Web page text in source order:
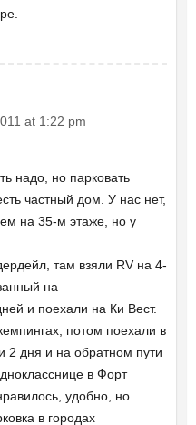
at 1:22 pm
надо, но парковать
частный дом. У нас нет,
на 35-м этаже, но у
там взяли RV на 4-
на
и поехали на Ки Вест.
потом поехали в
2 дня и на обратном пути
в Форт
удобно, но
в городах